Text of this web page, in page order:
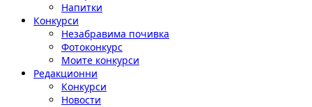
Напитки
Конкурси
Незабравима почивка
Фотоконкурс
Моите конкурси
Редакционни
Конкурси
Новости